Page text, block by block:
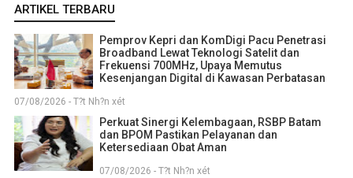
ARTIKEL TERBARU
Pemprov Kepri dan KomDigi Pacu Penetrasi
Broadband Lewat Teknologi Satelit dan
Frekuensi 700MHz, Upaya Memutus
Kesenjangan Digital di Kawasan Perbatasan
07/08/2026 - T?t Nh?n xét
Perkuat Sinergi Kelembagaan, RSBP Batam
dan BPOM Pastikan Pelayanan dan
Ketersediaan Obat Aman
07/08/2026 - T?t Nh?n xét